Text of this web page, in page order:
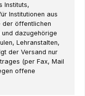
Instituts,
Institutionen aus
der öffentlichen
dazugehörige
Lehranstalten,
der Versand nur
(per Fax, Mail
offene